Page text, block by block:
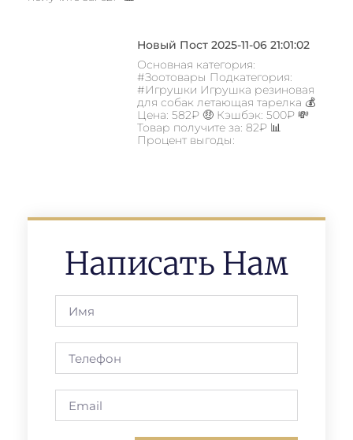
Новый Пост 2025-11-06 21:01:02
Основная категория:
#Зоотовары Подкатегория:
#Игрушки Игрушка резиновая
для собак летающая тарелка 💰
Цена: 582₽ 🤑 Кэшбэк: 500₽ 💸
Товар получите за: 82₽ 📊
Процент выгоды:
Написать Нам